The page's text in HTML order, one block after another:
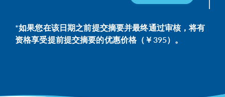
*如果您在该日期之前提交摘要并最终通过审核，将有
资格享受提前提交摘要的优惠价格（￥395）。